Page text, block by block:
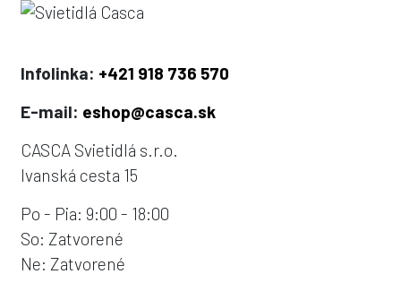
Infolinka: +421 918 736 570
E-mail: eshop@casca.sk
CASCA Svietidlá s.r.o.
Ivanská cesta 15
Po - Pia: 9:00 - 18:00
So: Zatvorené
Ne: Zatvorené